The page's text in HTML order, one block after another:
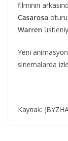
filminin
Casarosa
Warren
Yeni
sinemalarda
Kaynak: